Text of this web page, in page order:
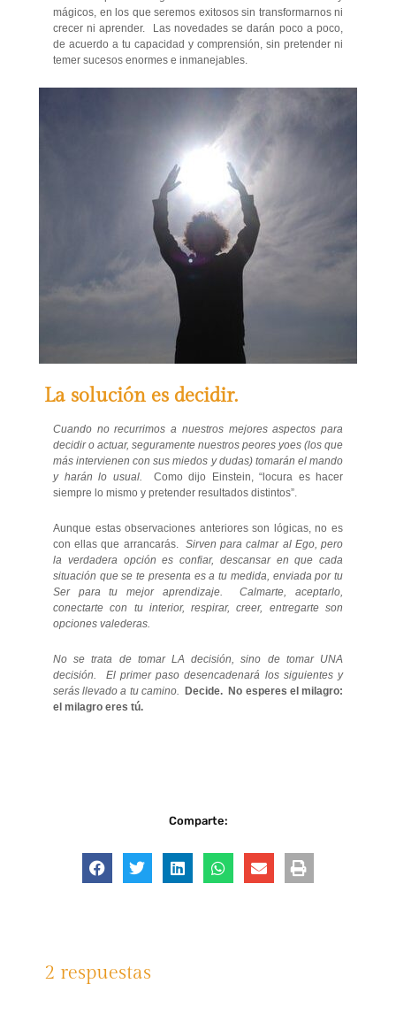
mágicos, en los que seremos exitosos sin transformarnos ni
crecer ni aprender. Las novedades se darán poco a poco,
de acuerdo a tu capacidad y comprensión, sin pretender ni
temer sucesos enormes e inmanejables.
La solución es decidir.
Cuando no recurrimos a nuestros mejores aspectos para
decidir o actuar, seguramente nuestros peores yoes (los que
más intervienen con sus miedos y dudas) tomarán el mando
y harán lo usual.
Como dijo Einstein, “locura es hacer
siempre lo mismo y pretender resultados distintos”.
Aunque estas observaciones anteriores son lógicas, no es
con ellas que arrancarás. Sirven para calmar al Ego, pero
la verdadera opción es confiar, descansar en que cada
situación que se te presenta es a tu medida, enviada por tu
Ser para tu mejor aprendizaje. Calmarte, aceptarlo,
conectarte con tu interior, respirar, creer, entregarte son
opciones valederas.
No se trata de tomar LA decisión, sino de tomar UNA
decisión. El primer paso desencadenará los siguientes y
serás llevado a tu camino.
Decide. No esperes el milagro:
el milagro eres tú.
Comparte:
2 respuestas